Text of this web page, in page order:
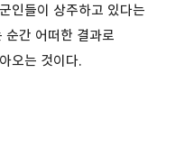
인들이 상주하고 있다는
순간 어떠한 결과로
오는 것이다.